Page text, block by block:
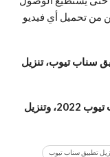
من تحميل أي فيديو
سناب تيوب، تنزيل
وسناب تيوب الأصفر القديم، وتحميل سناب تيوب 2022، وتنزيل
تطبيق سناب تيوب